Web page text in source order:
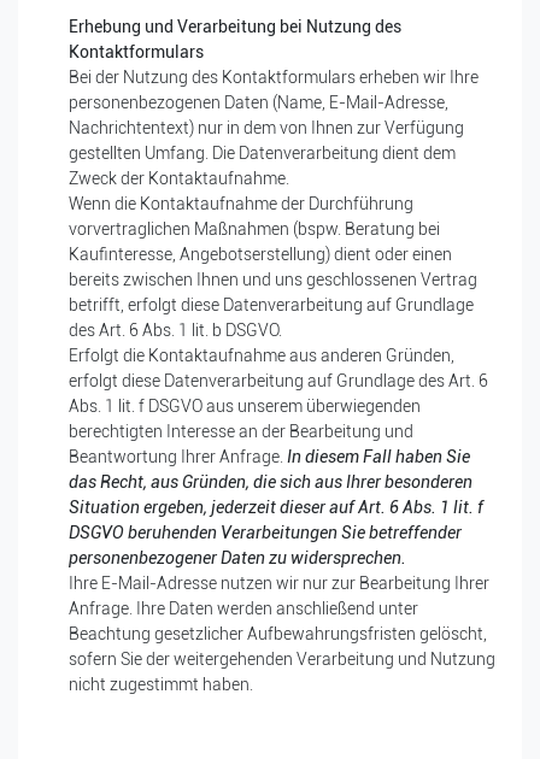
Erhebung und Verarbeitung bei Nutzung des
Kontaktformulars
Bei der Nutzung des Kontaktformulars erheben wir Ihre
personenbezogenen Daten (Name, E-Mail-Adresse,
Nachrichtentext) nur in dem von Ihnen zur Verfügung
gestellten Umfang. Die Datenverarbeitung dient dem
Zweck der Kontaktaufnahme.
Wenn die Kontaktaufnahme der Durchführung
vorvertraglichen Maßnahmen (bspw. Beratung bei
Kaufinteresse, Angebotserstellung) dient oder einen
bereits zwischen Ihnen und uns geschlossenen Vertrag
betrifft, erfolgt diese Datenverarbeitung auf Grundlage
des Art. 6 Abs. 1 lit. b DSGVO.
Erfolgt die Kontaktaufnahme aus anderen Gründen,
erfolgt diese Datenverarbeitung auf Grundlage des Art. 6
Abs. 1 lit. f DSGVO aus unserem überwiegenden
berechtigten Interesse an der Bearbeitung und
Beantwortung Ihrer Anfrage. In diesem Fall haben Sie
das Recht, aus Gründen, die sich aus Ihrer besonderen
Situation ergeben, jederzeit dieser auf Art. 6 Abs. 1 lit. f
DSGVO beruhenden Verarbeitungen Sie betreffender
personenbezogener Daten zu widersprechen.
Ihre E-Mail-Adresse nutzen wir nur zur Bearbeitung Ihrer
Anfrage. Ihre Daten werden anschließend unter
Beachtung gesetzlicher Aufbewahrungsfristen gelöscht,
sofern Sie der weitergehenden Verarbeitung und Nutzung
nicht zugestimmt haben.